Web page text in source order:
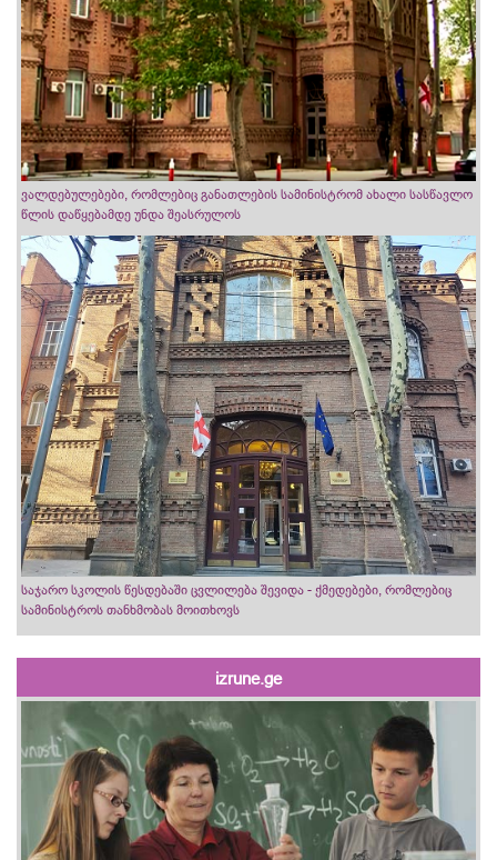
ვალდებულებები, რომლებიც განათლების სამინისტრომ ახალი სასწავლო
წლის დაწყებამდე უნდა შეასრულოს
საჯარო სკოლის წესდებაში ცვლილება შევიდა - ქმედებები, რომლებიც
სამინისტროს თანხმობას მოითხოვს
izrune.ge